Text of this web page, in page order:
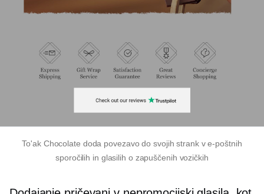
To'ak Chocolate doda povezavo do svojih strank v e-poštnih
sporočilih in glasilih o zapuščenih vozičkih